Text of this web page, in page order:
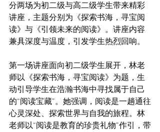
分两场为初二级与高二级学生带来精彩
讲座，主题分别为《探索书海，寻宝阅
读》与《引领未来的阅读》。讲座内容
兼具深度与温度，引发学生热烈回响。
第一场讲座面向初二级学生展开，林老
师以《探索书海，寻宝阅读》为题，生
动引导学生在浩瀚书海中寻找属于自己
的“阅读宝藏”。她强调，阅读是一趟通往
心灵深处、探索世界与自我的旅程。林
老师以“阅读是教育的珍贵礼物”作引，带